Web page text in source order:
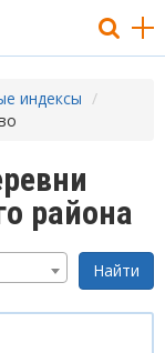
индексы
района